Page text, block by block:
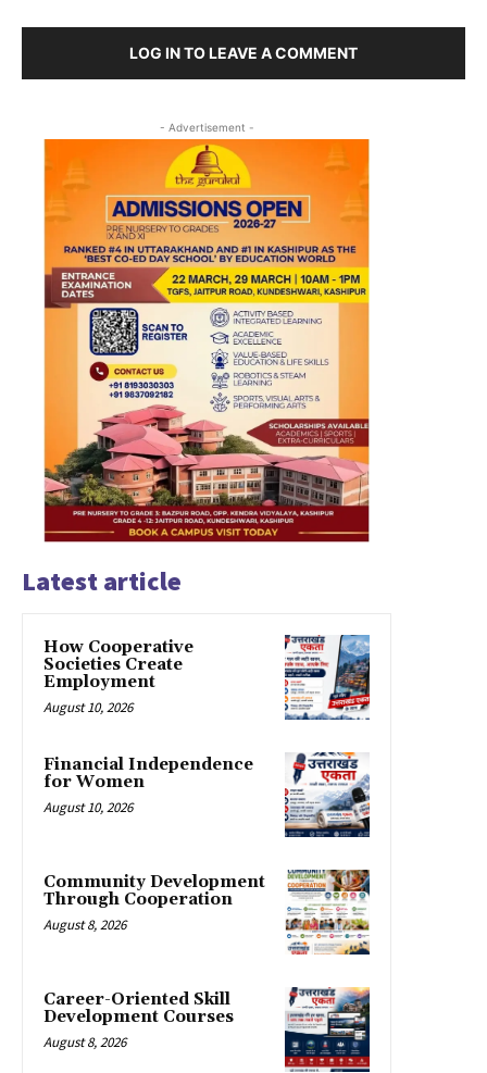
LOG IN TO LEAVE A COMMENT
- Advertisement -
Latest article
How Cooperative
Societies Create
Employment
August 10, 2026
Financial Independence
for Women
August 10, 2026
Community Development
Through Cooperation
August 8, 2026
Career-Oriented Skill
Development Courses
August 8, 2026